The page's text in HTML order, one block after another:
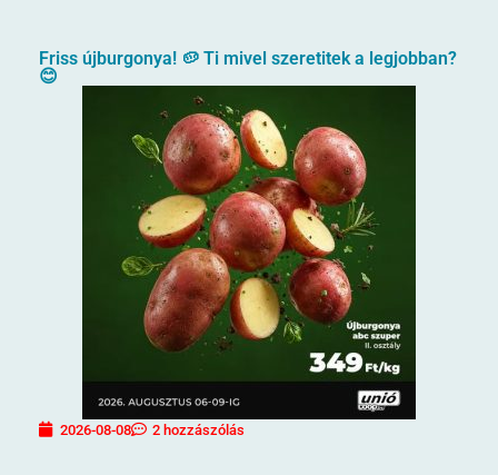
Friss újburgonya! 🥔 Ti mivel szeretitek a legjobban?
😊
2026-08-08 2 hozzászólás